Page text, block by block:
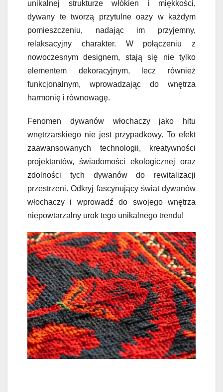
unikalnej strukturze włókien i miękkości,
dywany te tworzą przytulne oazy w każdym
pomieszczeniu, nadając im przyjemny,
relaksacyjny charakter. W połączeniu z
nowoczesnym designem, stają się nie tylko
elementem dekoracyjnym, lecz również
funkcjonalnym, wprowadzając do wnętrza
harmonię i równowagę.
Fenomen dywanów włochaczy jako hitu
wnętrzarskiego nie jest przypadkowy. To efekt
zaawansowanych technologii, kreatywności
projektantów, świadomości ekologicznej oraz
zdolności tych dywanów do rewitalizacji
przestrzeni. Odkryj fascynujący świat dywanów
włochaczy i wprowadź do swojego wnętrza
niepowtarzalny urok tego unikalnego trendu!